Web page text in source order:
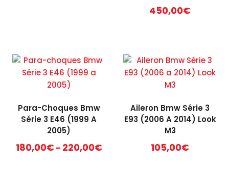
450,00€
Para-Choques Bmw
Série 3 E46 (1999 A
2005)
180,00€– 220,00€Price
Aileron Bmw Série 3
E93 (2006 A 2014) Look
M3
105,00€